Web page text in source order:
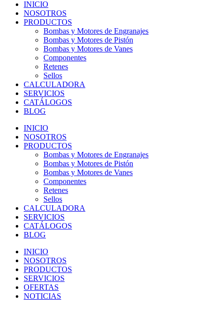
INICIO
NOSOTROS
PRODUCTOS
Bombas y Motores de Engranajes
Bombas y Motores de Pistón
Bombas y Motores de Vanes
Componentes
Retenes
Sellos
CALCULADORA
SERVICIOS
CATÁLOGOS
BLOG
INICIO
NOSOTROS
PRODUCTOS
Bombas y Motores de Engranajes
Bombas y Motores de Pistón
Bombas y Motores de Vanes
Componentes
Retenes
Sellos
CALCULADORA
SERVICIOS
CATÁLOGOS
BLOG
INICIO
NOSOTROS
PRODUCTOS
SERVICIOS
OFERTAS
NOTICIAS